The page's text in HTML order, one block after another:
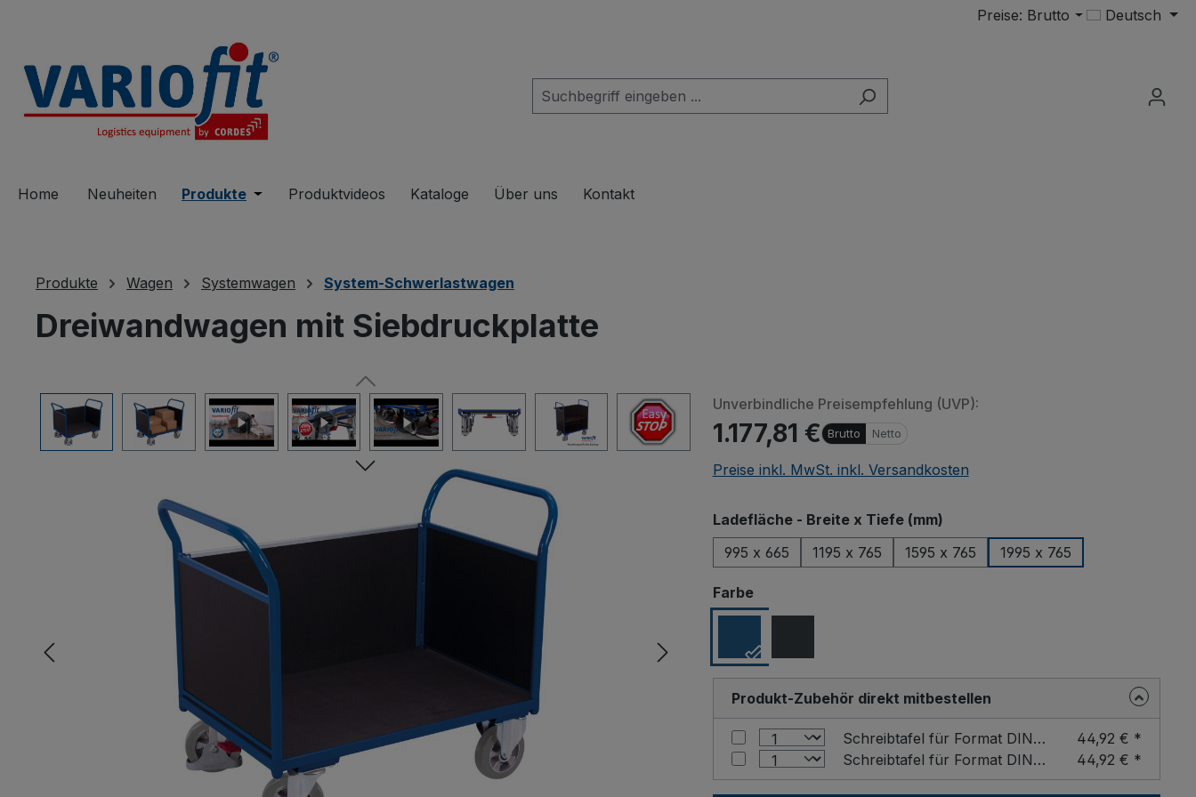
Preise: Brutto Deutsch
Home Neuheiten Produkte Öffne oder Schließe das Dropdown der Kategorie Produkte
Produktvideos Kataloge Über uns Kontakt
Produkte Wagen Systemwagen System-Schwerlastwagen
Dreiwandwagen mit Siebdruckplatte
Bildergalerie überspringen Unverbindliche Preisempfehlung (UVP):
1.177,81 € Brutto Netto
Preise inkl. MwSt. inkl. Versandkosten
Ladefläche - Breite x Tiefe (mm)auswählen
995 x 665
1195 x 765 1595 x 765 1995 x 765
Farbeauswählen
Produkt-Zubehör direkt mitbestellen
Schreibtafel für Format DIN A4 Farbe: Buche / Format: DIN A4 hoch
44,92 € *
Schreibtafel für Format DIN A4 Farbe: Buche / Format: DIN A4 quer
44,92 € *